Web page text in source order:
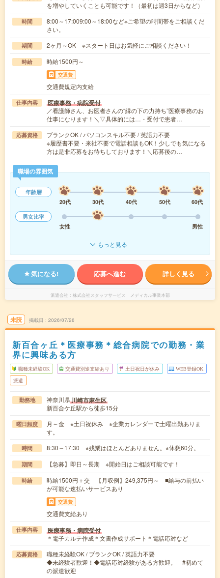
を増やしていくことも可能です！（最初は週3日からなど）
時間
8:00～17:009:00～18:00など※ご希望の時間帯をご相談くだ
さい。
期間 2ヶ月～OK ※スタート日はお気軽にご相談ください！
時給 時給1500円～
交通費
交通費規定内支給
仕事内容 医療事務・病院受付
／看護師さん、お医者さんの“縁の下の力持ち”医療事務のお
仕事になります！＼▽具体的には…・受付で患者…
応募資格
ブランクOK / パソコンスキル不要 / 英語力不要
※履歴書不要・来社不要で電話相談もOK！少しでも気になる
方は是非応募をお待ちしております！＼応募後の…
職場の雰囲気
年齢層
20代
30代 40代 50代
60代
男女比率
女性
男性
もっと見る
気になる! 応募へ進む 詳しく見る
派遣会社 株式会社スタッフサービス メディカル事業本部
未読 掲載日 2026/07/26
新百合ヶ丘＊医療事務＊総合病院での勤務・業
界に興味ある方
職種未経験OK 交通費別途支給あり 土日祝日が休み WEB登録OK
派遣
勤務地 神奈川県川崎市麻生区
新百合ケ丘駅から徒歩15分
曜日頻度
月～金 ※土日祝休み ※企業カレンダーで土曜出勤ありま
す。
時間 8:30～17:30 ※残業はほとんどありません。※休憩60分。
期間 【急募】即日～長期 ※開始日はご相談可能です！
時給
時給1500円＋交 【月収例】249,375円～ ■給与の前払い
が可能な速払いサービスあり
交通費
交通費支給あり
仕事内容 医療事務・病院受付
＊電子カルテ作成＊文書作成サポート＊電話応対など
応募資格
職種未経験OK / ブランクOK / 英語力不要
◆未経験者歓迎！◆電話応対経験がある方歓迎。 #初めて
の派遣歓迎